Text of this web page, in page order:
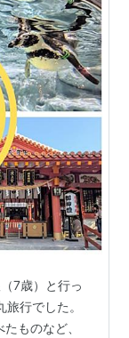
7歳）と行っ
行でした。
ものなど、